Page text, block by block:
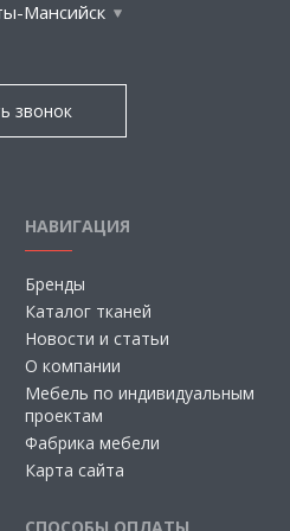
Мансийск
звонок
НАВИГАЦИЯ
Бренды
Каталог тканей
Новости и статьи
О компании
Мебель по индивидуальным
проектам
Фабрика мебели
Карта сайта